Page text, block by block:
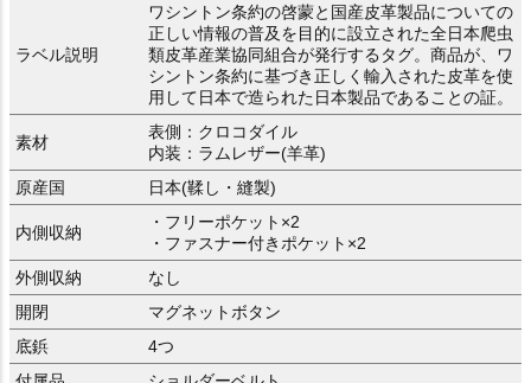
ラベル説明
ワシントン条約の啓蒙と国産皮革製品についての
正しい情報の普及を目的に設立された全日本爬虫
類皮革産業協同組合が発行するタグ。商品が、ワ
シントン条約に基づき正しく輸入された皮革を使
用して日本で造られた日本製品であることの証。
素材
表側：クロコダイル
内装：ラムレザー(羊革)
原産国
日本(鞣し・縫製)
内側収納
・フリーポケット×2
・ファスナー付きポケット×2
外側収納
なし
開閉
マグネットボタン
底鋲
4つ